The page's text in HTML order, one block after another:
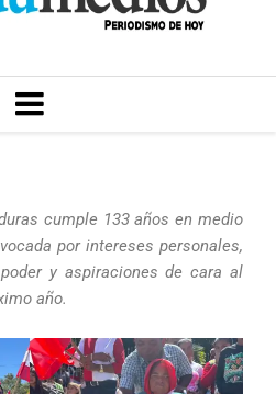
MENU
cumple 133 años en medio
por intereses personales,
y aspiraciones de cara al
año.